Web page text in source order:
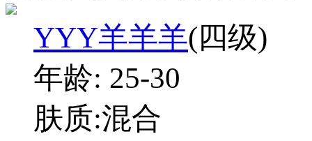
YYY羊羊羊(四级)
年龄: 25-30
肤质:混合